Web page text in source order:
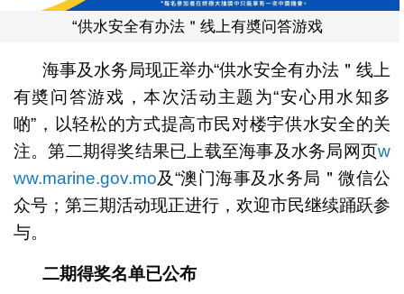
“供水安全有办法＂线上有奬问答游戏
海事及水务局现正举办“供水安全有办法＂线上
有奬问答游戏，本次活动主题为“安心用水知多
啲”，以轻松的方式提高市民对楼宇供水安全的关
注。第二期得奖结果已上载至海事及水务局网页w
ww.marine.gov.mo及“澳门海事及水务局＂微信公
众号；第三期活动现正进行，欢迎市民继续踊跃参
与。
二期得奖名单已公布